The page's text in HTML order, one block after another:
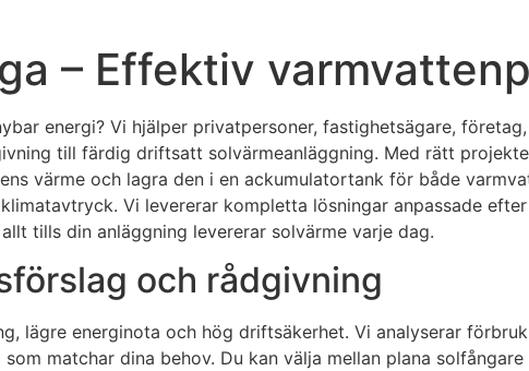
– Effektiv
energi? Vi hjälper privatpersoner, fastighetsägare,
till färdig driftsatt solvärmeanläggning. Med rätt
värme och lagra den i en ackumulatortank för både
Vi levererar kompletta lösningar anpassade
tills din anläggning levererar solvärme varje dag.
och rådgivning
lägre energinota och hög driftsäkerhet. Vi analyserar
matchar dina behov. Du kan välja mellan plana